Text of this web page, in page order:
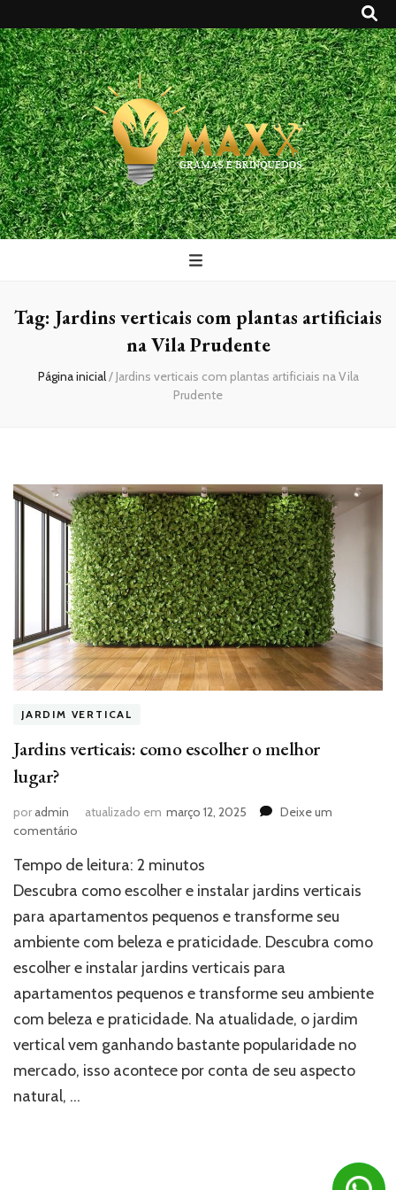
Maxx Gramas
Blog
Tag: Jardins verticais com plantas artificiais
na Vila Prudente
Página inicial/Jardins verticais com plantas artificiais na Vila
Prudente
JARDIM VERTICAL
Jardins verticais: como escolher o melhor
lugar?
poradmin atualizado em março 12, 2025
Deixe um
comentário
verticais:
como
o
melhor
lugar?
Tempo de leitura: 2 minutos
Descubra como escolher e instalar jardins verticais
para apartamentos pequenos e transforme seu
ambiente com beleza e praticidade. Descubra como
escolher e instalar jardins verticais para
apartamentos pequenos e transforme seu ambiente
com beleza e praticidade. Na atualidade, o jardim
vertical vem ganhando bastante popularidade no
mercado, isso acontece por conta de seu aspecto
natural, …